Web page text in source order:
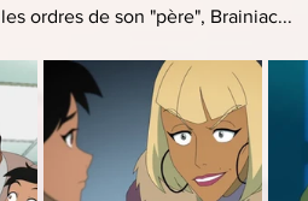
ordres de son "père", Brainiac...